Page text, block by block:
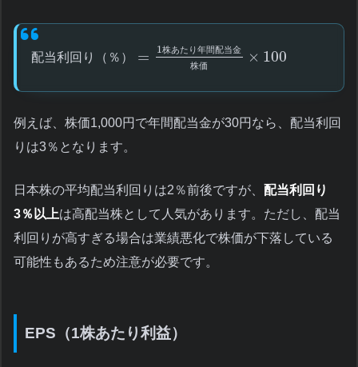
配当利 回 り （ ％ ） = 1株あた り年間配当金
株価
× 100
例えば、株価1,000円で年間配当金が30円なら、配当利回
りは3％となります。
日本株の平均配当利回りは2％前後ですが、 配当利回り
3％以上は高配当株として人気があります。ただし、配当
利回りが高すぎる場合は業績悪化で株価が下落している
可能性もあるため注意が必要です。
EPS（1株あたり利益）